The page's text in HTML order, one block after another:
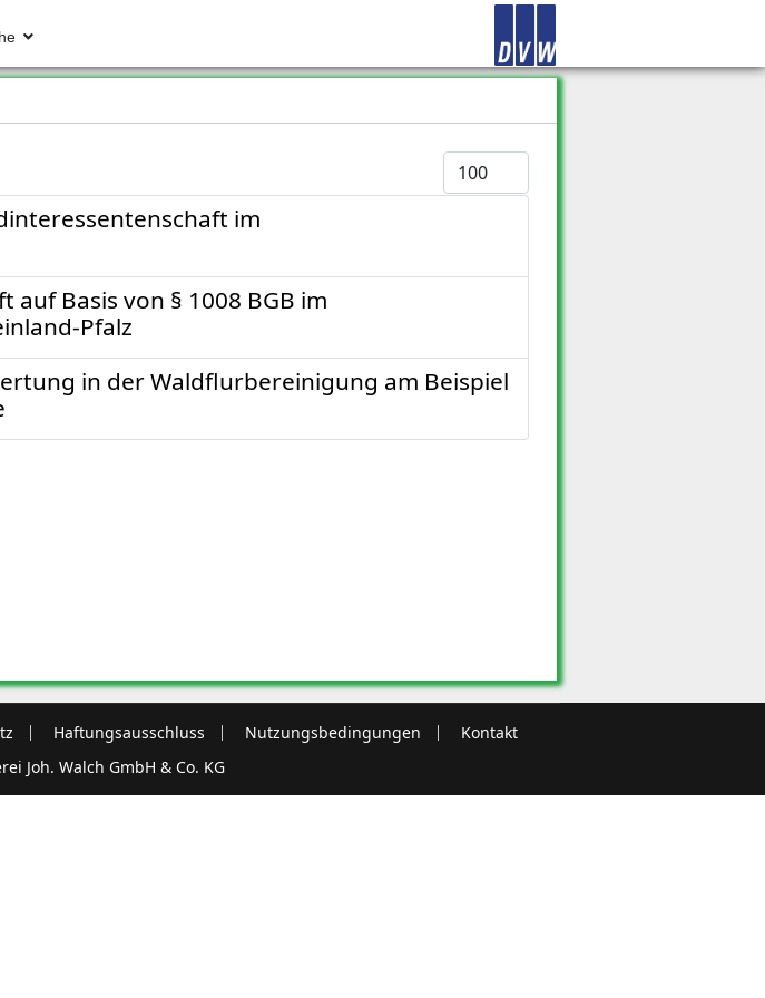
Anzeige #
im
Basis von § 1008 BGB im
Pfalz
in der Waldflurbereinigung am Beispiel
Haftungsausschluss Nutzungsbedingungen
Kontakt
Joh. Walch GmbH & Co. KG